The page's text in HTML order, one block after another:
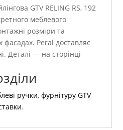
GTV RELING RS, 192
меблевого
розміри та
фасадах. Peral доставляє
Деталі — на сторінці
ручки,фурнітуру GTV
.